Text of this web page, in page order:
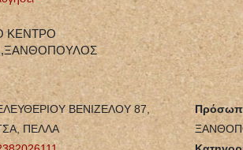
ΚΕΝΤΡΟ
,ΞΑΝΘΟΠΟΥΛΟΣ
ΒΕΝΙΖΕΛΟΥ 87,
ΠΕΛΛΑ